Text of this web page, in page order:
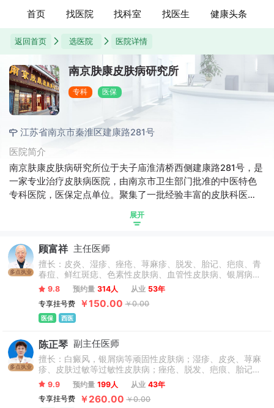
首页 找医院 找科室 找医生 健康头条
返回首页 选医院 医院详情
南京肤康皮肤病研究所
专科 医保
江苏省南京市秦淮区建康路281号
医院简介
南京肤康皮肤病研究所位于夫子庙淮清桥西侧建康路281号，是
一家专业治疗皮肤病医院，由南京市卫生部门批准的中医特色
专科医院，医保定点单位。聚集了一批经验丰富的皮肤科医
合理的治疗方案。引进了一批精良的仪器设备，可以准确检测
展开
多点执业
顾富祥 主任医师
擅长：皮炎、湿疹、痤疮、荨麻疹、脱发、胎记、疤痕、青
春痘、鲜红斑痣、色素性皮肤病、血管性皮肤病、银屑病、
白癜风、带状疱疹、皮肤癣、色素异常性疾病、皮肤过敏、
自身免疫相关疾病等皮肤科常见及疑难病症。
9.8 预约量 314人 从业 53年
专享挂号费
￥150.00 ￥0.00
医保 西医
多点执业
陈正琴 副主任医师
擅长：白癜风，银屑病等顽固性皮肤病；湿疹、皮炎、荨麻
疹、皮肤过敏等过敏性皮肤病；痤疮、脱发、疤痕、胎记、
酒渣鼻、毛囊炎、痘坑痘印、扁平疣、疱疹、皮肤瘙痒等常
见及疑难皮肤病诊断和治疗。
9.9 预约量 199人 从业 43年
专享挂号费
￥260.00 ￥0.00